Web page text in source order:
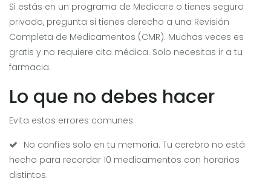
Si estás en un programa de Medicare o tienes seguro
privado, pregunta si tienes derecho a una Revisión
Completa de Medicamentos (CMR). Muchas veces es
gratis y no requiere cita médica. Solo necesitas ir a tu
farmacia.
Lo que no debes hacer
Evita estos errores comunes:
No confíes solo en tu memoria. Tu cerebro no está
hecho para recordar 10 medicamentos con horarios
distintos.